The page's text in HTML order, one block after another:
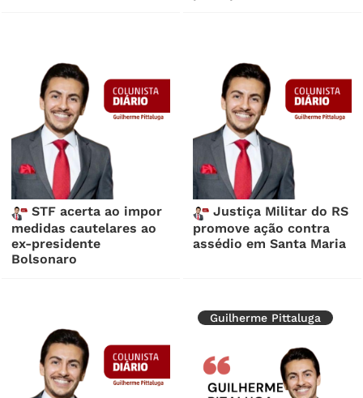
STF acerta ao impor
medidas cautelares ao
ex-presidente
Bolsonaro
Justiça Militar do RS
promove ação contra
assédio em Santa Maria
Guilherme Pittaluga